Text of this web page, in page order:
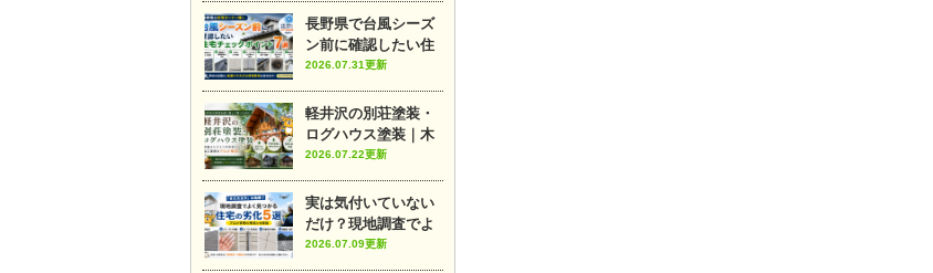
長野県で台風シーズ
ン前に確認したい住
宅チェックポイント7
選
2026.07.31更新
軽井沢の別荘塗装・
ログハウス塗装｜木
部メンテナンスのポ
イントや施工事例を
プロが解説
2026.07.22更新
実は気付いていない
だけ？現地調査でよ
く見つかる住宅の劣
化5選
2026.07.09更新